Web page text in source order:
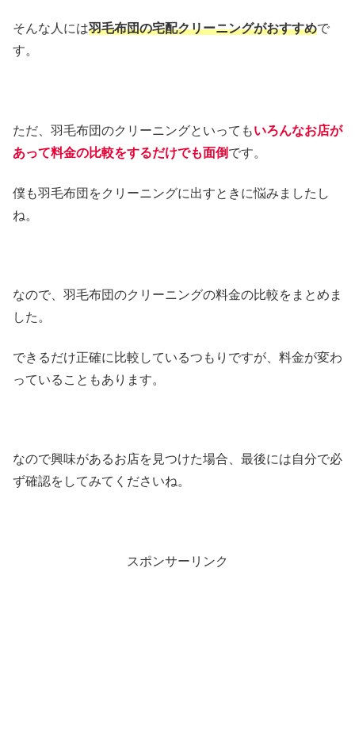
そんな人には羽毛布団の宅配クリーニングがおすすめで
す。
ただ、羽毛布団のクリーニングといってもいろんなお店が
あって料金の比較をするだけでも面倒です。
僕も羽毛布団をクリーニングに出すときに悩みましたし
ね。
なので、羽毛布団のクリーニングの料金の比較をまとめま
した。
できるだけ正確に比較しているつもりですが、料金が変わ
っていることもあります。
なので興味があるお店を見つけた場合、最後には自分で必
ず確認をしてみてくださいね。
スポンサーリンク